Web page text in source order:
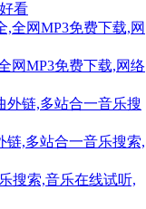
看
网MP3免费下载,网络
链,多站合一音乐搜索,